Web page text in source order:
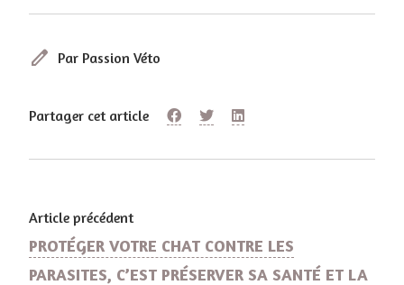
edit Par Passion Véto
Partager cet article
Article précédent
PROTÉGER VOTRE CHAT CONTRE LES
PARASITES, C’EST PRÉSERVER SA SANTÉ ET LA